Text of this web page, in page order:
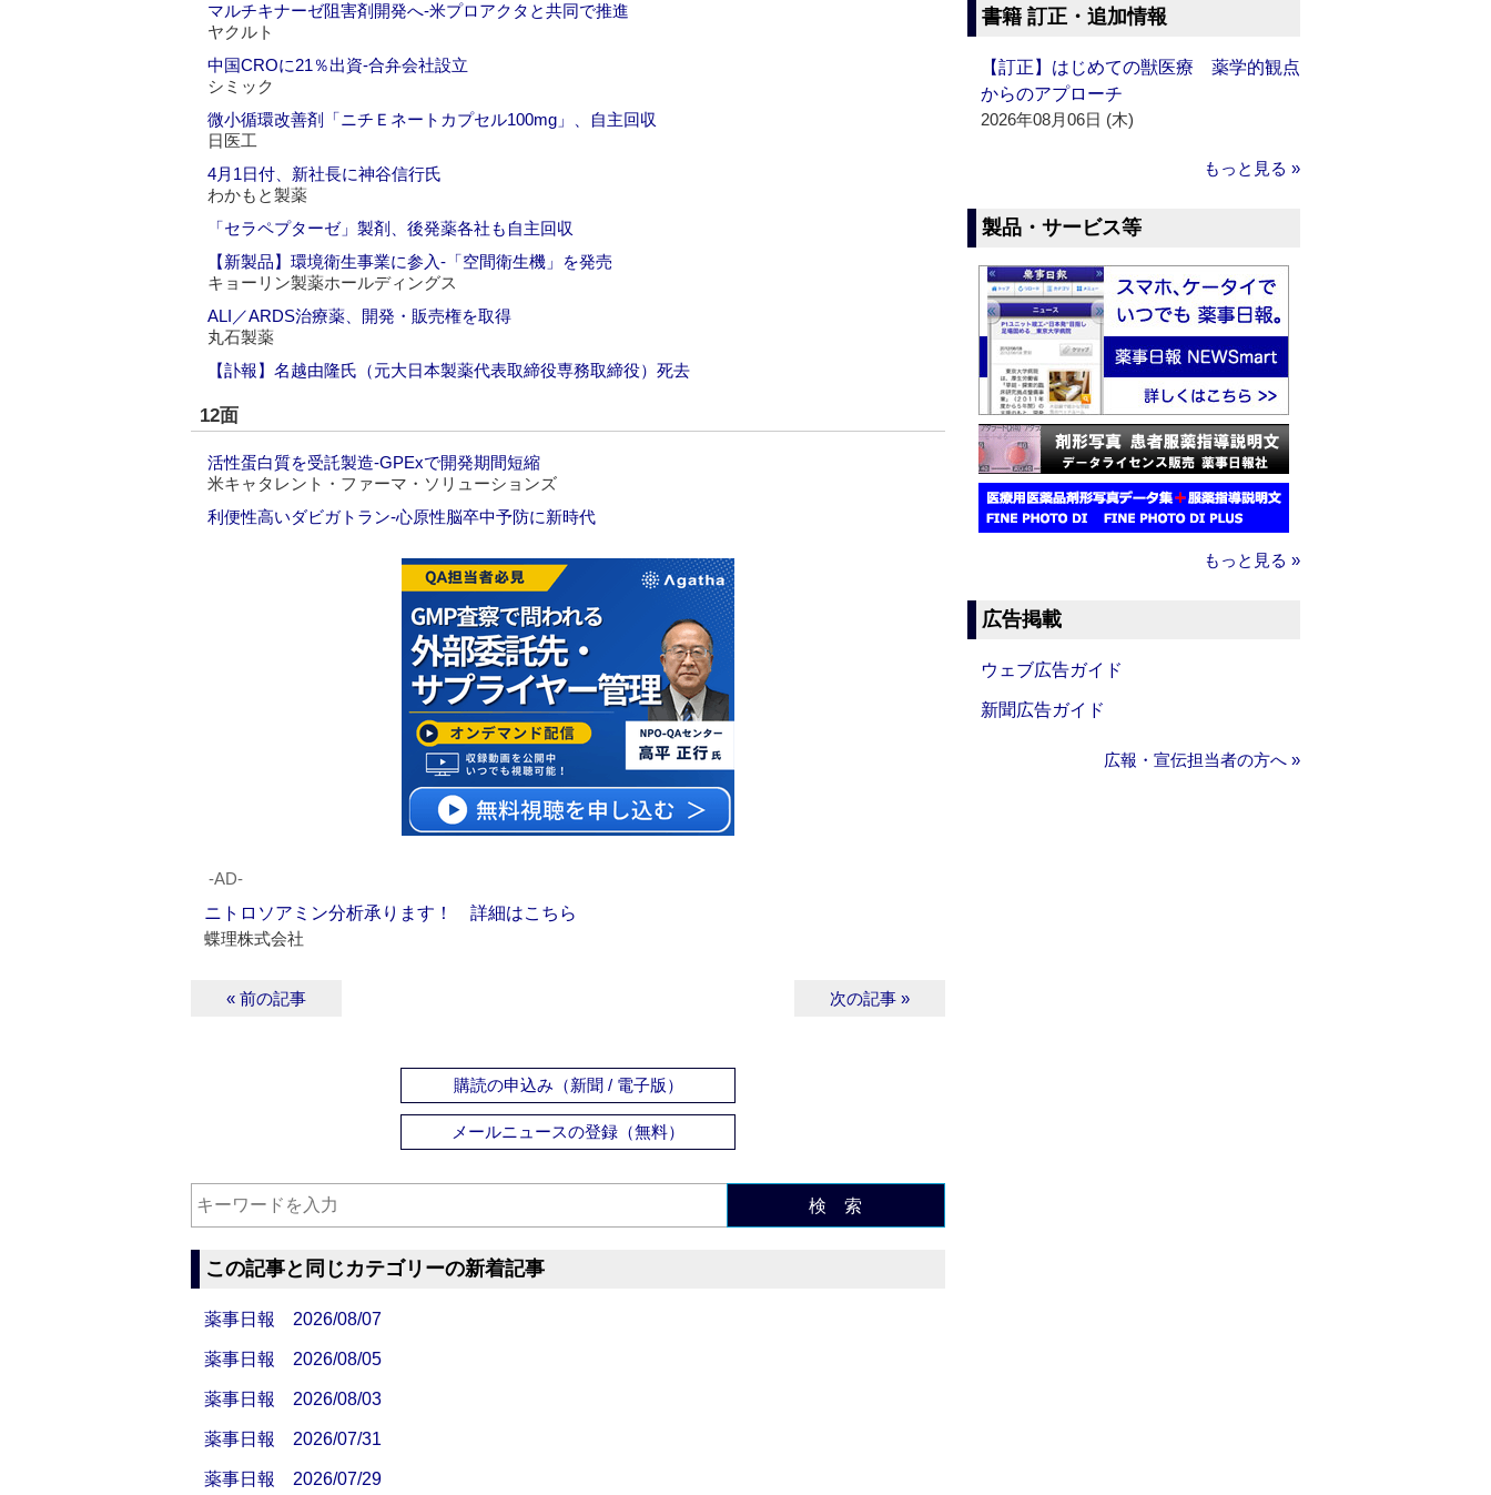
マルチキナーゼ阻害剤開発へ‐米プロアクタと共同で推進
ヤクルト
中国CROに21％出資‐合弁会社設立
シミック
微小循環改善剤「ニチＥネートカプセル100mg」、自主回収
日医工
4月1日付、新社長に神谷信行氏
わかもと製薬
「セラペプターゼ」製剤、後発薬各社も自主回収
【新製品】環境衛生事業に参入‐「空間衛生機」を発売
キョーリン製薬ホールディングス
ALI／ARDS治療薬、開発・販売権を取得
丸石製薬
【訃報】名越由隆氏（元大日本製薬代表取締役専務取締役）死去
12面
活性蛋白質を受託製造‐GPExで開発期間短縮
米キャタレント・ファーマ・ソリューションズ
利便性高いダビガトラン‐心原性脳卒中予防に新時代
‐AD‐
ニトロソアミン分析承ります！ 詳細はこちら
蝶理株式会社
« 前の記事 次の記事 »
購読の申込み（新聞 / 電子版）
メールニュースの登録（無料）
検 索
この記事と同じカテゴリーの新着記事
薬事日報 2026/08/07
薬事日報 2026/08/05
薬事日報 2026/08/03
薬事日報 2026/07/31
薬事日報 2026/07/29
書籍 訂正・追加情報
【訂正】はじめての獣医療 薬学的観点
からのアプローチ
2026年08月06日 (木)
もっと見る »
製品・サービス等
もっと見る »
広告掲載
ウェブ広告ガイド
新聞広告ガイド
広報・宣伝担当者の方へ »